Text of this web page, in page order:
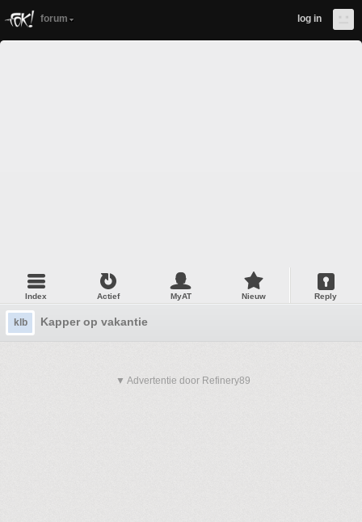
forum log in
Index Actief MyAT Nieuw Reply
klb Kapper op vakantie
▼ Advertentie door Refinery89